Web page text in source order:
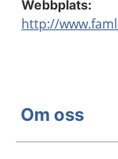
Webbplats:
http://
Om oss